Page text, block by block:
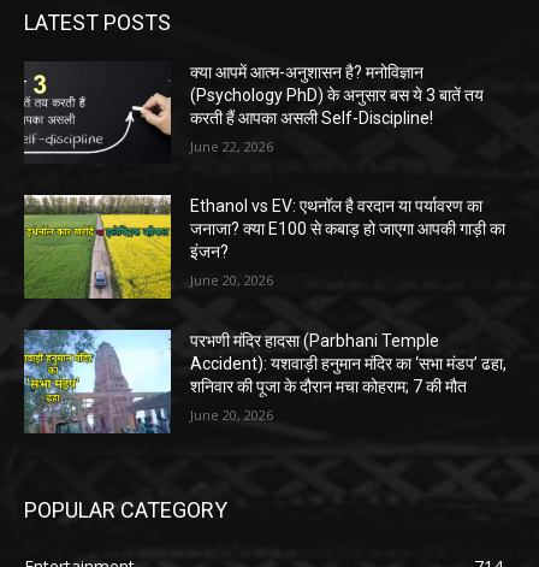
LATEST POSTS
क्या आपमें आत्म-अनुशासन है? मनोविज्ञान
(Psychology PhD) के अनुसार बस ये 3 बातें तय
करती हैं आपका असली Self-Discipline!
June 22, 2026
Ethanol vs EV: एथनॉल है वरदान या पर्यावरण का
जनाजा? क्या E100 से कबाड़ हो जाएगा आपकी गाड़ी का
इंजन?
June 20, 2026
परभणी मंदिर हादसा (Parbhani Temple
Accident): यशवाड़ी हनुमान मंदिर का ‘सभा मंडप’ ढहा,
शनिवार की पूजा के दौरान मचा कोहराम; 7 की मौत
June 20, 2026
POPULAR CATEGORY